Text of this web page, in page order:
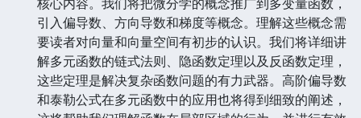
引入偏导数、方向导数和梯度等概念。理解这些概念需
要读者对向量和向量空间有初步的认识。我们将详细讲
解多元函数的链式法则、隐函数定理以及反函数定理，
这些定理是解决复杂函数问题的有力武器。高阶偏导数
和泰勒公式在多元函数中的应用也将得到细致的阐述，